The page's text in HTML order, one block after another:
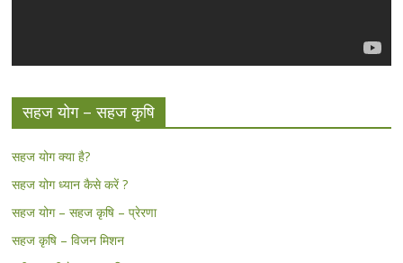
सहज योग – सहज कृषि
सहज योग क्या है?
सहज योग ध्यान कैसे करें ?
सहज योग – सहज कृषि – प्रेरणा
सहज कृषि – विजन मिशन